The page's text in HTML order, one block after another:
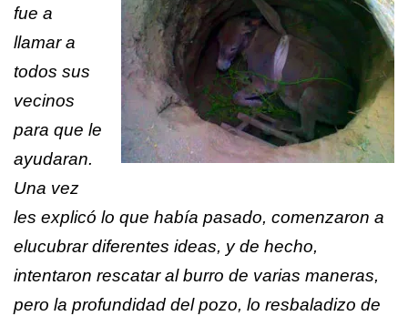
fue a
llamar a
todos sus
vecinos
para que le
ayudaran.
Una vez
les explicó lo que había pasado, comenzaron a
elucubrar diferentes ideas, y de hecho,
intentaron rescatar al burro de varias maneras,
pero la profundidad del pozo, lo resbaladizo de